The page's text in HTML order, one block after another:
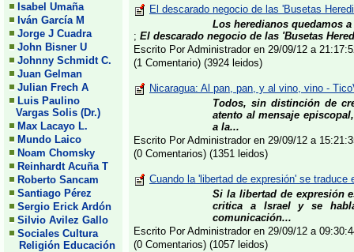
Isabel Umaña
Iván García M
Jorge J Cuadra
John Bisner U
Johnny Schmidt C.
Juan Gelman
Julian Frech A
Luis Paulino
Vargas Solis (Dr.)
Max Lacayo L.
Mundo Laico
Noam Chomsky
Reinhardt Acuña T
Roberto Sancam
Santiago Pérez
Sergio Erick Ardón
Silvio Avilez Gallo
Sociales Cultura
Religión Educación
El descarado negocio de las 'Busetas
Los heredianos quedamos
; El descarado negocio de las 'Busetas
Escrito Por Administrador en 29/09/12 a
(1 Comentario) (3924 leidos)
Nicaragua: Al pan, pan, y al vino, vino -
Todos, sin distinción de
atento al mensaje
a la...
Escrito Por Administrador en 29/09/12 a
(0 Comentarios) (1351 leidos)
Cuando la 'libertad de expresión' se
Si la libertad de expresión
critica a Israel y se
comunicación...
Escrito Por Administrador en 29/09/12 a
(0 Comentarios) (1057 leidos)